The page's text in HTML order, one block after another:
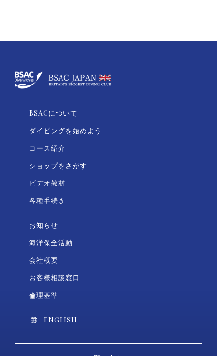
BSACについて
ダイビングを始めよう
コース紹介
ショップをさがす
ビデオ教材
各種手続き
お知らせ
海洋保全活動
会社概要
お客様相談窓口
倫理基準
ENGLISH